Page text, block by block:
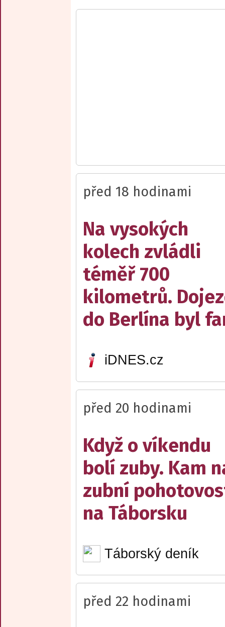
před 18 hodinami
Na vysokých
kolech zvládli
téměř 700
kilometrů.
do Berlína byl
iDNES.cz
před 20 hodinami
Když o víkendu
bolí zuby. Kam
zubní
na Táborsku
Táborský deník
před 22 hodinami